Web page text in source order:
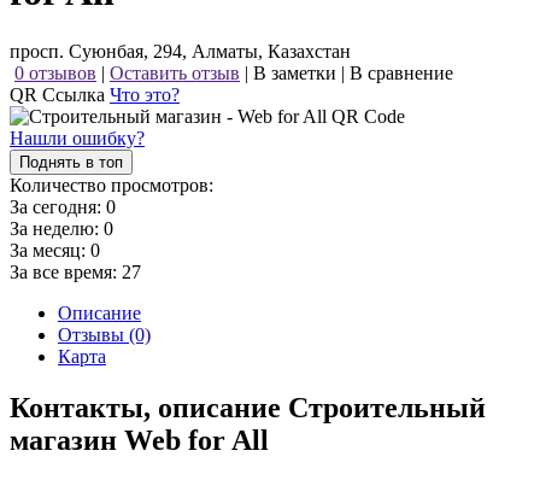
просп. Суюнбая, 294, Алматы, Казахстан
0 отзывов | Оставить отзыв | В заметки | В сравнение
QR Ссылка Что это?
Нашли ошибку?
Поднять в топ
Количество просмотров:
За сегодня: 0
За неделю: 0
За месяц: 0
За все время: 27
Описание
Отзывы (0)
Карта
Контакты, описание Строительный
магазин Web for All